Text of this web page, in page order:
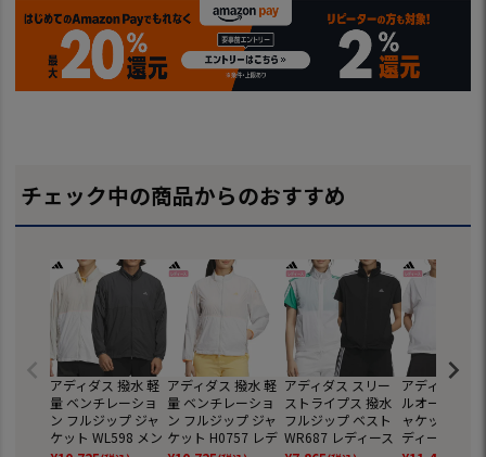
チェック中の商品からのおすすめ
アディダス 撥水 軽
量 ベンチレーショ
ン フルジップ ジャ
ケット WL598 メン
アディダス 撥水 軽
量 ベンチレーショ
ン フルジップ ジャ
ケット H0757 レデ
アディダス スリー
ストライプス 撥水
フルジップ ベスト
WR687 レディース
アディダス 撥
ルオーバー
ャケット
ディース ゴル